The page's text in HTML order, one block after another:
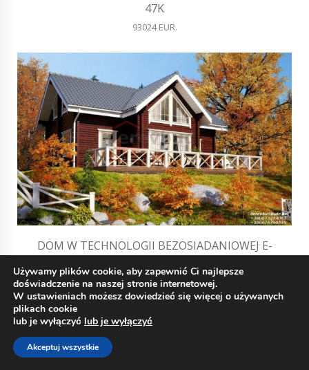
47K
93024 EUR.
DOM W TECHNOLOGII BEZOSIADANIOWEJ E-
81168 EUR.
Używamy plików cookie, aby zapewnić Ci najlepsze
doświadczenie na naszej stronie internetowej.
W ustawieniach możesz dowiedzieć się więcej o używanych
plikach cookie
lub je wyłączyć lub je wyłączyć
Akceptuj wszystkie